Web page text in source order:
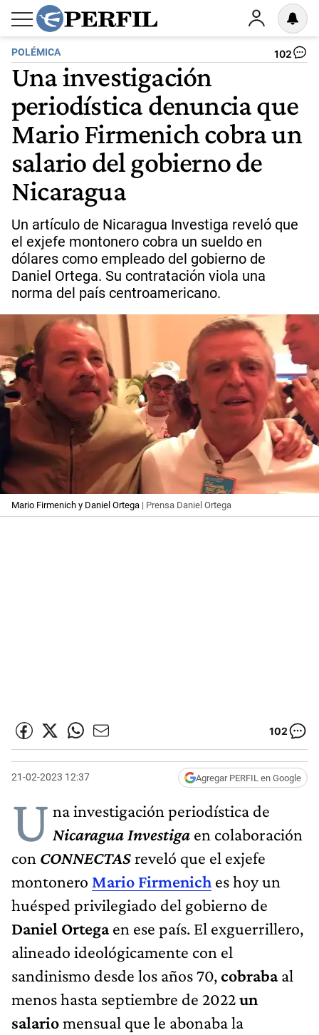
POLÉMICA 102
Una investigación
periodística denuncia que
Mario Firmenich cobra un
salario del gobierno de
Nicaragua
Un artículo de Nicaragua Investiga reveló que
el exjefe montonero cobra un sueldo en
dólares como empleado del gobierno de
Daniel Ortega. Su contratación viola una
norma del país centroamericano.
Mario Firmenich y Daniel Ortega | Prensa Daniel Ortega
102
21-02-2023 12:37 Agregar PERFIL en Google
U na investigación periodística de
Nicaragua Investiga en colaboración
con CONNECTASreveló que el exjefe
montonero Mario Firmenich es hoy un
huésped privilegiado del gobierno de
Daniel Ortegaen ese país. El exguerrillero,
alineado ideológicamente con el
sandinismo desde los años 70,cobrabaal
menos hasta septiembre de 2022un
salariomensual que le abonaba la